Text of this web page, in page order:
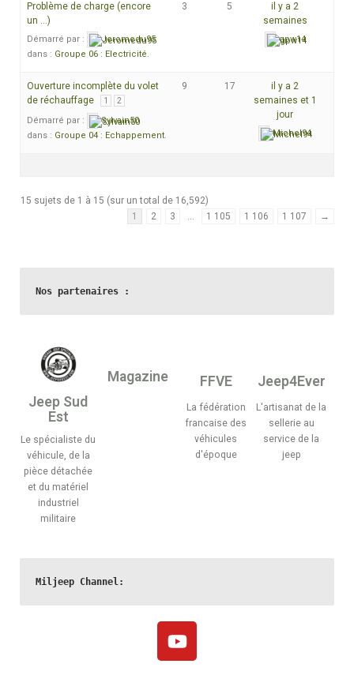
Problème de charge (encore
un …)
Démarré par :
Jeromedu95
dans : Groupe 06 : Electricité.
3 5
il y a 2
semaines
gpw14
Ouverture incomplète du volet
de réchauffage
1 2
Démarré par :
Sylvain50
dans : Groupe 04 : Echappement.
9 17
il y a 2
semaines et 1
jour
Michel94
15 sujets de 1 à 15 (sur un total de 16,592)
1
2 3 … 1 105 1 106 1 107 →
Nos partenaires :
Jeep Sud
Est
Le spécialiste du
véhicule, de la
pièce détachée
et du matériel
industriel
militaire
Magazine FFVE
La fédération
francaise des
véhicules
d'époque
Jeep4Ever
L'artisanat de la
sellerie au
service de la
jeep
Miljeep Channel: